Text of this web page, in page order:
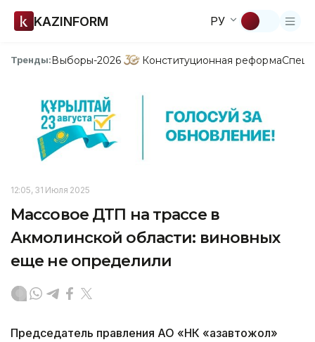
KAZINFORM РУ
Тренды:Выборы-2026 Конституционная реформа
12:05, 31 Июля 2025
Массовое ДТП на трассе в
Акмолинской области: виновных
еще не определили
Председатель правления АО «НК «Қазавтожол»